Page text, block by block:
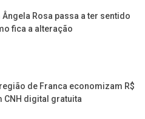
Rosa passa a ter sentido
fica a alteração
de Franca economizam R$
CNH digital gratuita